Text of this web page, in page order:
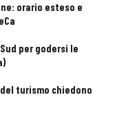
orario esteso e
per godersi le
turismo chiedono